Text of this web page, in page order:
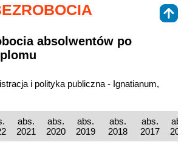
absolwentów po
i polityka publiczna - Ignatianum,
abs.
2021
abs.
2020
abs.
2019
abs.
2018
abs.
2017